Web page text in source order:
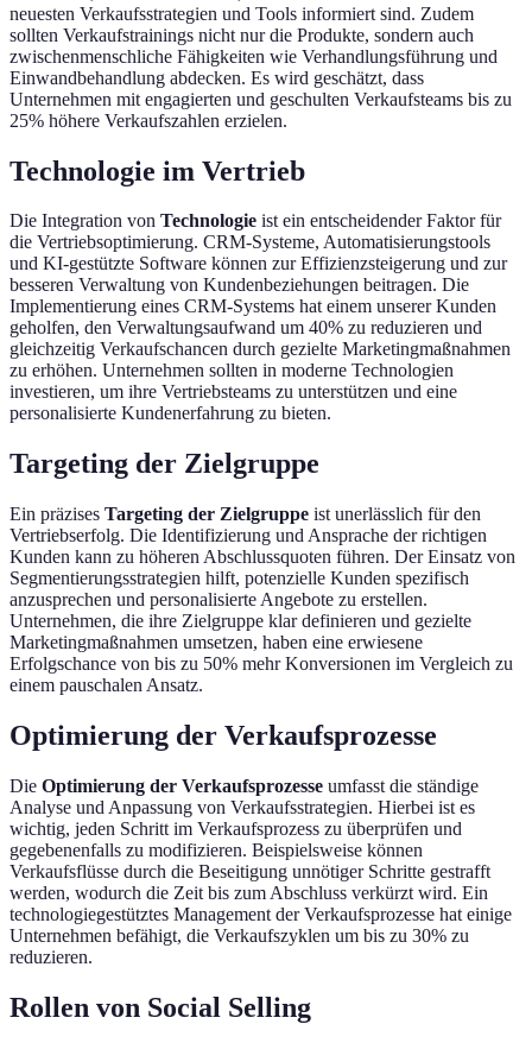
neuesten Verkaufsstrategien und Tools informiert sind. Zudem
sollten Verkaufstrainings nicht nur die Produkte, sondern auch
zwischenmenschliche Fähigkeiten wie Verhandlungsführung und
Einwandbehandlung abdecken. Es wird geschätzt, dass
Unternehmen mit engagierten und geschulten Verkaufsteams bis zu
25% höhere Verkaufszahlen erzielen.
Technologie im Vertrieb
Die Integration von Technologie ist ein entscheidender Faktor für
die Vertriebsoptimierung. CRM-Systeme, Automatisierungstools
und KI-gestützte Software können zur Effizienzsteigerung und zur
besseren Verwaltung von Kundenbeziehungen beitragen. Die
Implementierung eines CRM-Systems hat einem unserer Kunden
geholfen, den Verwaltungsaufwand um 40% zu reduzieren und
gleichzeitig Verkaufschancen durch gezielte Marketingmaßnahmen
zu erhöhen. Unternehmen sollten in moderne Technologien
investieren, um ihre Vertriebsteams zu unterstützen und eine
personalisierte Kundenerfahrung zu bieten.
Targeting der Zielgruppe
Ein präzises Targeting der Zielgruppe ist unerlässlich für den
Vertriebserfolg. Die Identifizierung und Ansprache der richtigen
Kunden kann zu höheren Abschlussquoten führen. Der Einsatz von
Segmentierungsstrategien hilft, potenzielle Kunden spezifisch
anzusprechen und personalisierte Angebote zu erstellen.
Unternehmen, die ihre Zielgruppe klar definieren und gezielte
Marketingmaßnahmen umsetzen, haben eine erwiesene
Erfolgschance von bis zu 50% mehr Konversionen im Vergleich zu
einem pauschalen Ansatz.
Optimierung der Verkaufsprozesse
Die Optimierung der Verkaufsprozesse umfasst die ständige
Analyse und Anpassung von Verkaufsstrategien. Hierbei ist es
wichtig, jeden Schritt im Verkaufsprozess zu überprüfen und
gegebenenfalls zu modifizieren. Beispielsweise können
Verkaufsflüsse durch die Beseitigung unnötiger Schritte gestrafft
werden, wodurch die Zeit bis zum Abschluss verkürzt wird. Ein
technologiegestütztes Management der Verkaufsprozesse hat einige
Unternehmen befähigt, die Verkaufszyklen um bis zu 30% zu
reduzieren.
Rollen von Social Selling